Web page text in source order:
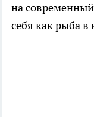
на
себя как рыба в